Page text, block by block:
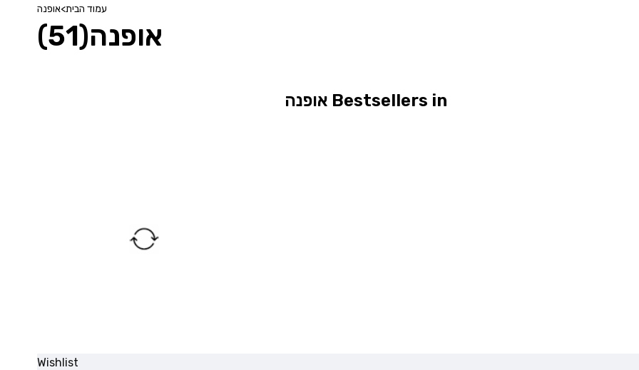
עמוד הבית>אופנה
אופנה(51)
Bestsellers in אופנה
Wishlist